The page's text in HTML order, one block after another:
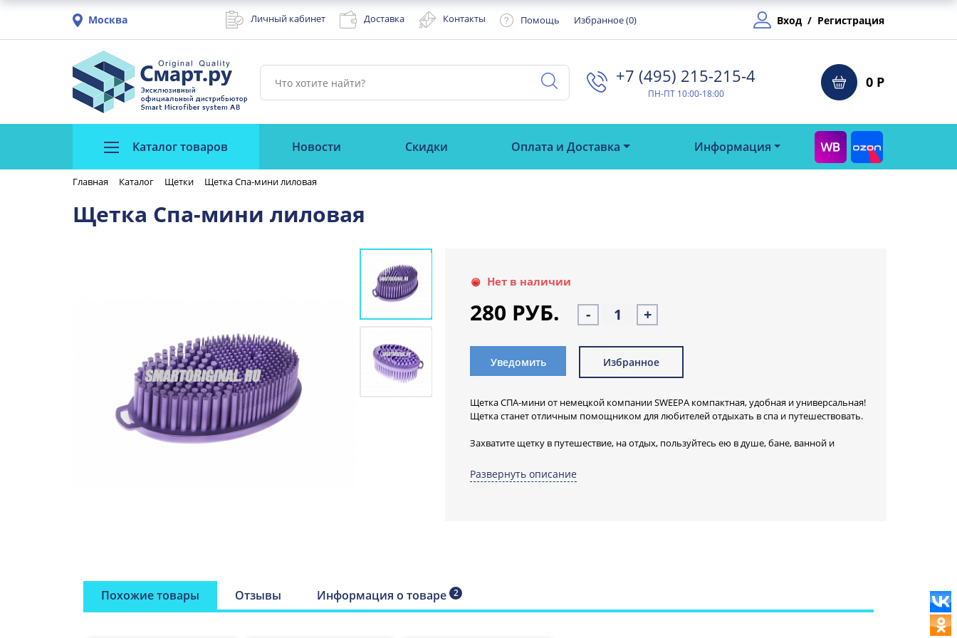
Москва Личный кабинет Доставка Контакты Помощь Избранное (0) Вход / Регистрация
+7 (495) 215-215-4⁠
ПН-ПТ 10:00-18:00
0 Р
Каталог товаров Новости Скидки Оплата и Доставка Информация
Главная Каталог Щетки Щетка Спа-мини лиловая
Щетка Спа-мини лиловая
Нет в наличии
280 РУБ. - +
Уведомить Избранное
Щетка СПА-мини от немецкой компании SWEEPA компактная, удобная и универсальная!
Щетка станет отличным помощником для любителей отдыхать в спа и путешествовать.
Захватите щетку в путешествие, на отдых, пользуйтесь ею в душе, бане, ванной и
Двусторонняя щетка имеет не только разные по толщине каучуковые ворсинки с одной
Развернуть описание
Похожие товары Отзывы Информация о товаре 2